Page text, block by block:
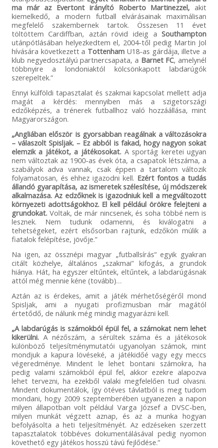
ma már az Evertont irányító Roberto Martinezzel,akit
kiemelkedő, a modern futball elvárásainak maximálisan
megfelelő szakembernek tartok. Összesen 11 évet
töltöttem Cardiffban, aztán rövid ideig aSouthampton
utánpótlásában helyezkedtem el, 2004-től pedig Martin Jol
hívására következett a Tottenham U18-as gárdája, illetve a
klub negyedosztályú partnercsapata, a Barnet FC, amelynél
többnyire a londoniaktól kölcsönkapott labdarúgók
szerepeltek.”
Ennyi külföldi tapasztalat és szakmai kapcsolat mellett adja
magát a kérdés: mennyiben más a szigetországi
edzőképzés, a trénerek futballhoz való hozzáállása, mint
Magyarországon.
„Angliában először is gyorsabban reagálnak a változásokra
– válaszolt Spisljak. – Ez abból is fakad, hogy nagyon sokat
elemzik a játékot, a játékosokat. A sportág keretei ugyan
nem változtak az 1900-as évek óta, a csapatok létszáma, a
szabályok adva vannak, csak éppen a tartalom változik
folyamatosan, és ehhez igazodni kell. Ezért fontos a tudás
állandó gyarapítása, az ismeretek szélesítése, új módszerek
alkalmazása. Az edzőknek is igazodniuk kell a megváltozott
környezeti adottságokhoz. El kell például örökre felejteni a
grundokat. Voltak, de már nincsenek, és soha többé nem is
lesznek. Nem tudunk odamenni, és kiválogatni a
tehetségeket, ezért elsősorban rajtunk, edzőkön múlik a
fiatalok felépítése, jövője.”
Na igen, az össznépi magyar „futballsírás” egyik gyakran
citált közhelye, általános „szakmai” kifogás, a grundok
hiánya. Hát, ha egyszer eltűntek, eltűntek, a labdarúgásnak
attól még mennie kéne (tovább)…
Aztán az is érdekes, amit a játék mérhetőségéről mond
Spisljak, ami a nyugati profizmusban már magától
értetődő, de nálunk még mindig magyarázni kell.
„A labdarúgás is számokból épül fel, a számokat nem lehet
kikerülni. A nézőszám, a sérültek száma és a játékosok
különböző teljesítménymutatói ugyanolyan számok, mint
mondjuk a kapura lövéseké, a játékidőé vagy egy meccs
végeredménye. Mindent le lehet bontani számokra, ha
pedig valami számokból épül fel, akkor ezekre alapozva
lehet tervezni, ha ezekből valaki megfelelően tud olvasni.
Mindent dokumentálok, így ötéves távlatból is meg tudom
mondani, hogy 2009 szeptemberében ugyanezen a napon
milyen állapotban volt például Varga József a DVSC-ben,
milyen munkát végzett aznap, és az a munka hogyan
befolyásolta a heti teljesítményét. Az edzéseken szerzett
tapasztalatok többéves dokumentálásával pedig nyomon
követhető egy játékos hosszú távú fejlődése.”